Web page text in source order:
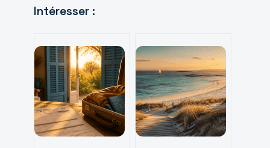
Intéresser :